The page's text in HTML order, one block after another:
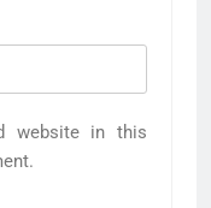
website in this